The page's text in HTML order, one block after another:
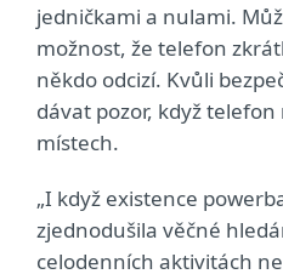
jedničkami a nulami.
možnost, že telefon
někdo odcizí. Kvůli
dávat pozor, když
místech.
„I když existence
zjednodušila věčné
celodenních aktivitách